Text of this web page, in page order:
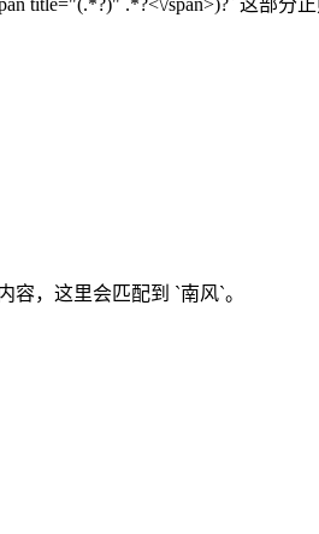
容，这里会匹配到 `南风`。